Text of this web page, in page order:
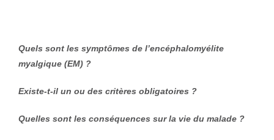
Quels sont les symptômes de l’encéphalomyélite
myalgique (EM) ?
Existe-t-il un ou des critères obligatoires ?
Quelles sont les conséquences sur la vie du malade ?